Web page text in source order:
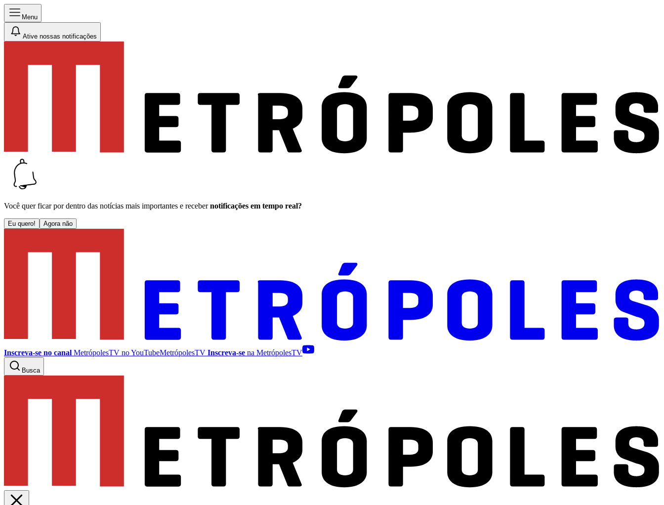
Menu
Ative nossas notificações
Você quer ficar por dentro das notícias mais importantes e receber notificações em tempo real?
Eu quero! Agora não
Inscreva-se no canal MetrópolesTV noYouTubeMetrópolesTV Inscreva-se na MetrópolesTV
Busca